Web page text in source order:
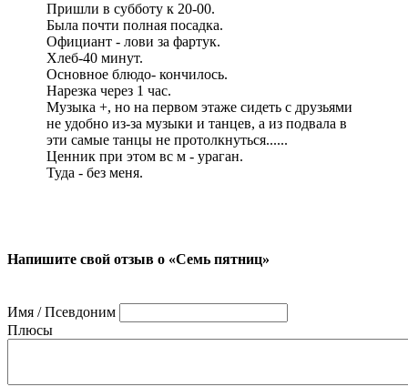
Пришли в субботу к 20-00.
Была почти полная посадка.
Официант - лови за фартук.
Хлеб-40 минут.
Основное блюдо- кончилось.
Нарезка через 1 час.
Музыка +, но на первом этаже сидеть с друзьями
не удобно из-за музыки и танцев, а из подвала в
эти самые танцы не протолкнуться......
Ценник при этом вс м - ураган.
Туда - без меня.
Напишите свой отзыв о «Семь пятниц»
Имя / Псевдоним
Плюсы